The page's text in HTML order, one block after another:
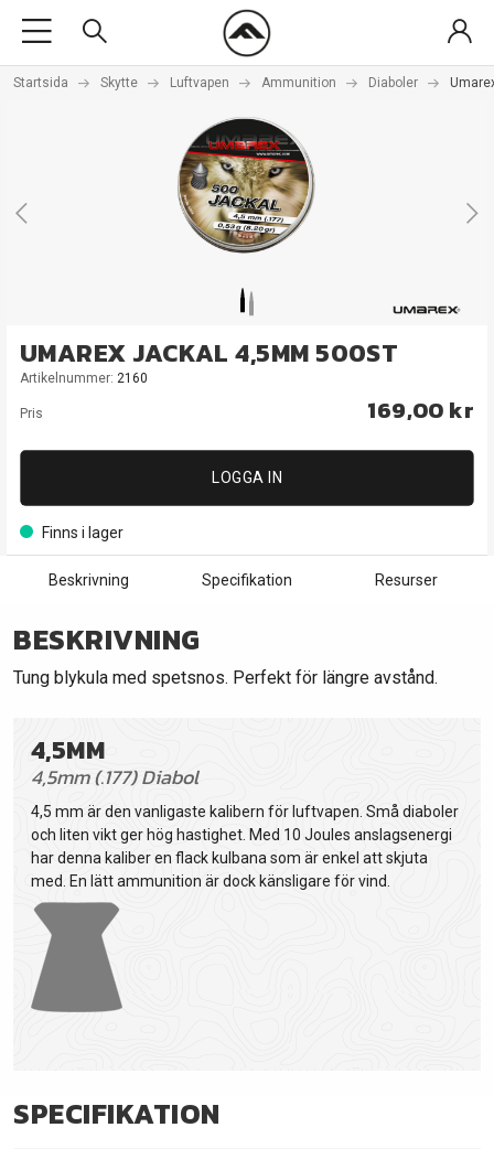
Startsida Skytte Luftvapen Ammunition Diaboler
UMAREX JACKAL 4,5MM 500ST
Artikelnummer: 2160
Pris 169,00 kr
LOGGA IN
Finns i lager
Beskrivning Specifikation Resurser
BESKRIVNING
Tung blykula med spetsnos. Perfekt för längre avstånd.
4,5MM
4,5mm (.177) Diabol
4,5 mm är den vanligaste kalibern för luftvapen. Små diaboler
och liten vikt ger hög hastighet. Med 10 Joules anslagsenergi
har denna kaliber en flack kulbana som är enkel att skjuta
med. En lätt ammunition är dock känsligare för vind.
SPECIFIKATION